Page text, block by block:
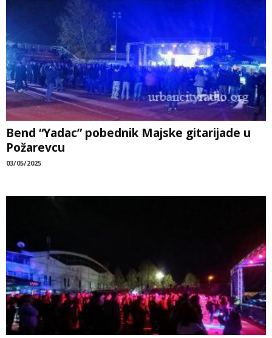
Bend “Yadac” pobednik Majske gitarijade u
Požarevcu
03/05/2025